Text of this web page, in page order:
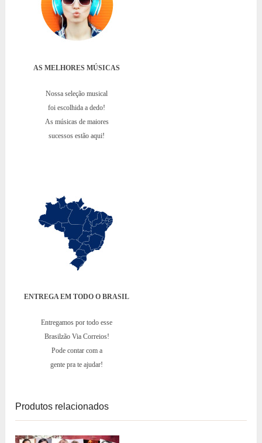
AS MELHORES MÚSICAS
Nossa seleção musical
foi escolhida a dedo!
As músicas de maiores
sucessos estão aqui!
ENTREGA EM TODO O BRASIL
Entregamos por todo esse
Brasilzão Via Correios!
Pode contar com a
gente pra te ajudar!
Produtos relacionados